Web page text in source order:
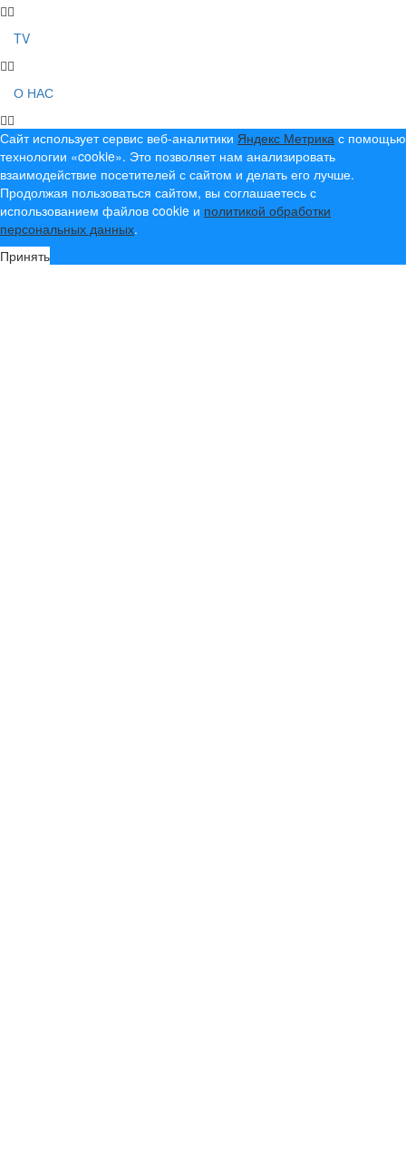
TV
О НАС
Сайт использует сервис веб-аналитики Яндекс Метрика с помощью
технологии «cookie». Это позволяет нам анализировать
взаимодействие посетителей с сайтом и делать его лучше.
Продолжая пользоваться сайтом, вы соглашаетесь с
использованием файлов cookie и политикой обработки
персональных данных.
Принять